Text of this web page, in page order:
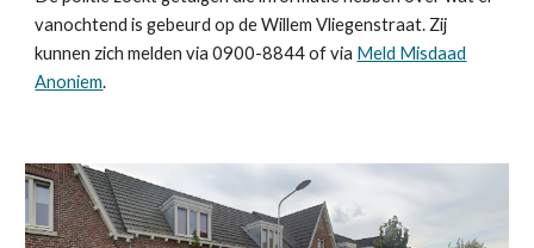
vanochtend is gebeurd op de Willem Vliegenstraat. Zij
kunnen zich melden via 0900-8844 of via Meld Misdaad
Anoniem.